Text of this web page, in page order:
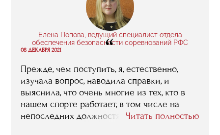
Елена Попова, ведущий специалист отдела
обеспечения безопасности соревнований РФС
“
08 ДЕКАБРЯ 2021
Прежде, чем поступить, я, естественно,
изучала вопрос, наводила справки, и
выяснила, что очень многие из тех, кто в
нашем спорте работает, в том числе на
непоследних должностях, имеют диплом
Читать полностью